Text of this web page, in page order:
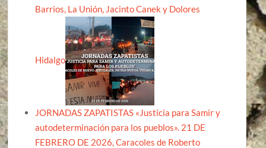
Barrios, La Unión, Jacinto Canek y Dolores
Hidalgo
JORNADAS ZAPATISTAS «Justicia para Samir y
autodeterminación para los pueblos». 21 DE
FEBRERO DE 2026, Caracoles de Roberto